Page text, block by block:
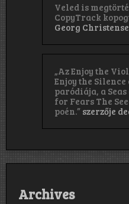
Veled is
CopyTrack
Georg
„Az Enjoy the
Enjoy the
paródiája, a
for Fears The
poén.” szerzője
Archives